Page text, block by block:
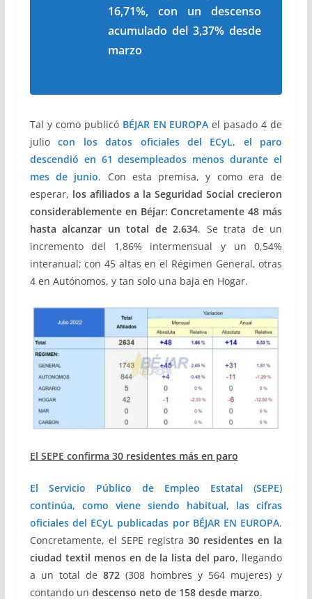
16,71%, con un descenso
acumulado del 3,37% desde
marzo
Tal y como publicó BÉJAR EN EUROPA el pasado 4 de
juliocon los datos oficiales del ECyL, el paro
descendió en 61 desempleados menos durante el
mes de junio. Con esta premisa, y como era de
esperar, los afiliados a la Seguridad Social crecieron
considerablemente en Béjar: Concretamente 48 más
hasta alcanzar un total de 2.634. Se trata de un
incremento del 1,86% intermensual y un 0,54%
interanual; con 45 altas en el Régimen General, otras
4 en Autónomos, y tan solo una baja en Hogar.
El SEPE confirma 30 residentes más en paro
El Servicio Público de Empleo Estatal (SEPE)
continúa, como viene siendo habitual, las cifras
oficiales del ECyL publicadas por BÉJAR EN EUROPA.
Concretamente, el SEPE registra30 residentes en la
ciudad textil menos en de la lista del paro, llegando
a un total de 872 (308 hombres y 564 mujeres) y
contando un descenso neto de 158 desde marzo.